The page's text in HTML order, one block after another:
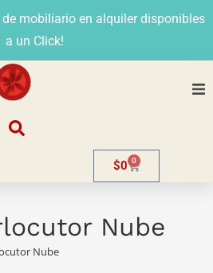
mobiliario en alquiler disponibles
a un Click!
Venta
$0 0
Nube
Nube